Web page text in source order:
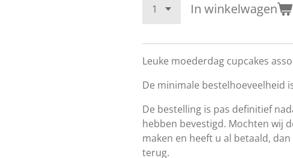
In winkelwagen
Leuke moederdag cupcakes
De minimale bestelhoeveelheid
De bestelling is pas definitief
hebben bevestigd. Mochten wij
maken en heeft u al betaald,
terug.